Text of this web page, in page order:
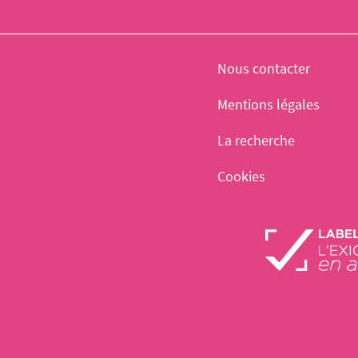
Nous contacter
Mentions légales
La recherche
Cookies